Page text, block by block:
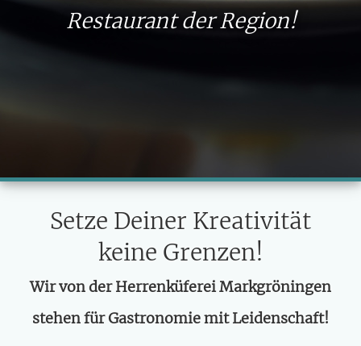
Restaurant der Region!
Setze Deiner Kreativität
keine Grenzen!
Wir von der Herrenküferei Markgröningen
stehen für Gastronomie mit Leidenschaft!